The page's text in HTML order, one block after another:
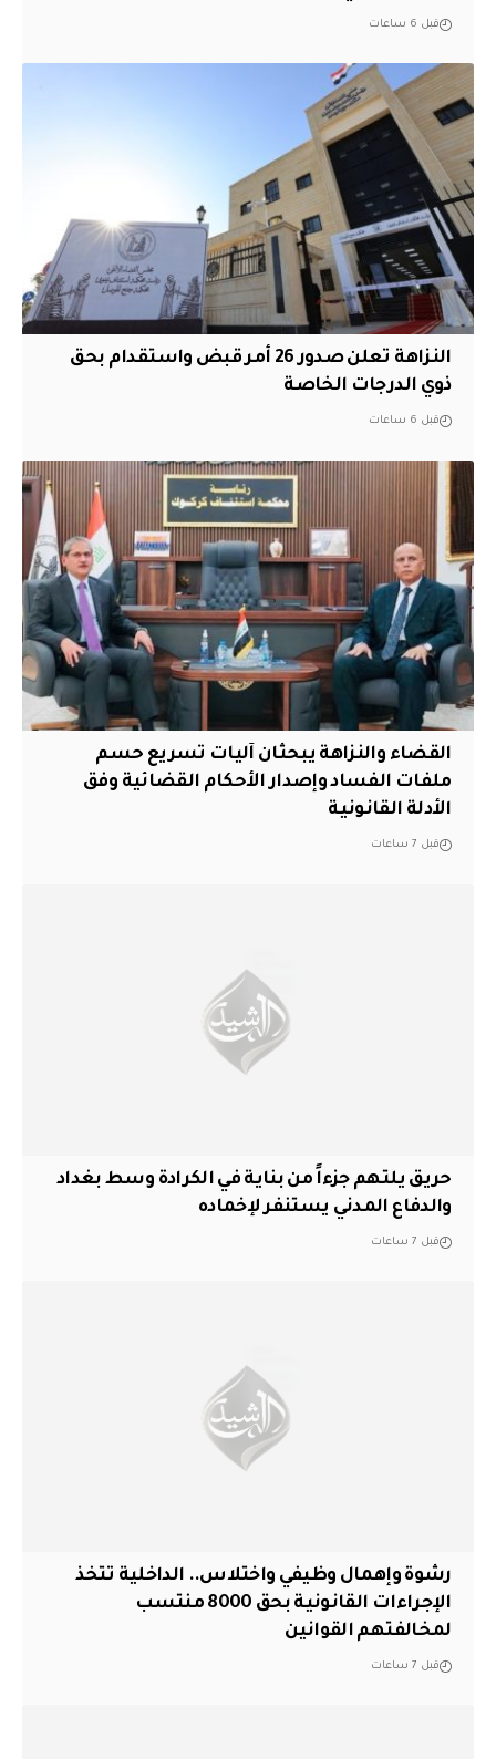
قبل 6 ساعات
النزاهة تعلن صدور 26 أمر قبض واستقدام بحق
ذوي الدرجات الخاصة
قبل 6 ساعات
القضاء والنزاهة يبحثان آليات تسريع حسم
ملفات الفساد وإصدار الأحكام القضائية وفق
الأدلة القانونية
قبل 7 ساعات
حريق يلتهم جزءاً من بناية في الكرادة وسط بغداد
والدفاع المدني يستنفر لإخماده
قبل 7 ساعات
رشوة وإهمال وظيفي واختلاس.. الداخلية تتخذ
الإجراءات القانونية بحق 8000 منتسب
لمخالفتهم القوانين
قبل 7 ساعات